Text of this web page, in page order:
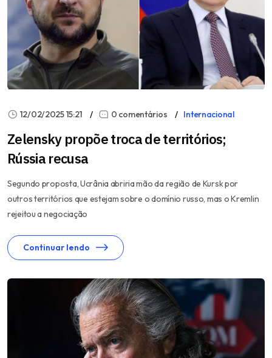
12/02/2025 15:21 0 comentários Internacional
Zelensky propõe troca de territórios;
Rússia recusa
Segundo proposta, Ucrânia abriria mão da região de Kursk por
outros territórios que estejam sobre o domínio russo, mas o Kremlin
rejeitou a negociação
Continuar lendo